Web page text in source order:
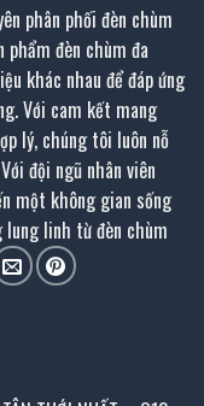
phân phối đèn chùm
đèn chùm đa
khác nhau để đáp ứng
Với cam kết mang
lý, chúng tôi luôn nỗ
đội ngũ nhân viên
một không gian sống
lung linh từ đèn chùm